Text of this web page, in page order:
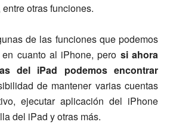
otras funciones.
de las funciones que podemos
cuanto al iPhone, pero si ahora
del iPad podemos encontrar
de mantener varias cuentas
ejecutar aplicación del iPhone
del iPad y otras más.